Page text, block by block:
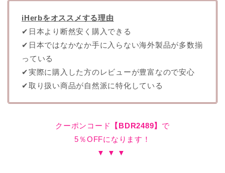
iHerbをオススメする理由
✔︎日本より断然安く購入できる
✔︎日本ではなかなか手に入らない海外製品が多数揃
っている
✔︎実際に購入した方のレビューが豊富なので安心
✔︎取り扱い商品が自然派に特化している
クーポンコード 【BDR2489】 で
5％OFFになります！
▼ ▼ ▼